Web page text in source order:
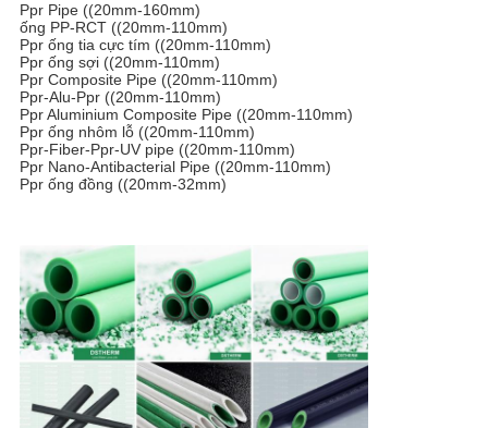
Ppr Pipe ((20mm-160mm)
ống PP-RCT ((20mm-110mm)
Ppr ống tia cực tím ((20mm-110mm)
Ppr ống sợi ((20mm-110mm)
Ppr Composite Pipe ((20mm-110mm)
Ppr-Alu-Ppr ((20mm-110mm)
Ppr Aluminium Composite Pipe ((20mm-110mm)
Ppr ống nhôm lỗ ((20mm-110mm)
Ppr-Fiber-Ppr-UV pipe ((20mm-110mm)
Ppr Nano-Antibacterial Pipe ((20mm-110mm)
Ppr ống đồng ((20mm-32mm)